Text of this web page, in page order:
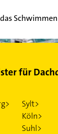
für
Sylt>
Köln>
Suhl>